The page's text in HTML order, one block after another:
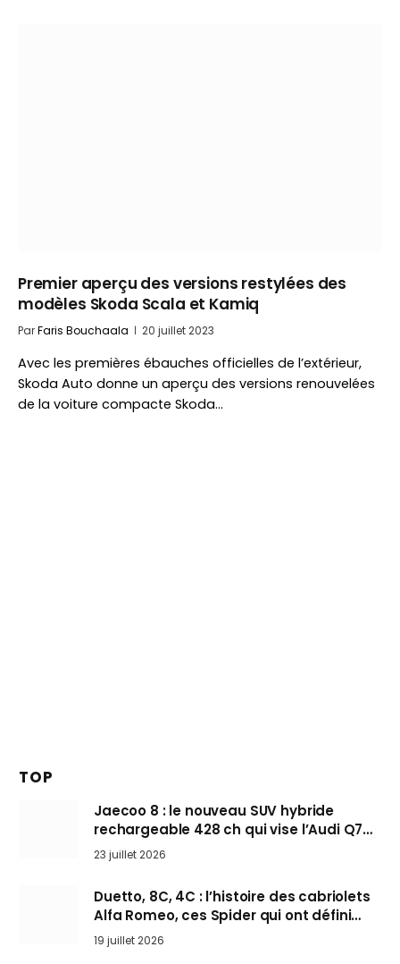
Premier aperçu des versions restylées des
modèles Skoda Scala et Kamiq
ParFaris Bouchaala 20 juillet 2023
Avec les premières ébauches officielles de l’extérieur,
Skoda Auto donne un aperçu des versions renouvelées
de la voiture compacte Skoda…
TOP
Jaecoo 8 : le nouveau SUV hybride
rechargeable 428 ch qui vise l’Audi Q7
arrive en Europe cet automne
23 juillet 2026
Duetto, 8C, 4C : l’histoire des cabriolets
Alfa Romeo, ces Spider qui ont défini
l’art de rouler cheveux au vent
19 juillet 2026